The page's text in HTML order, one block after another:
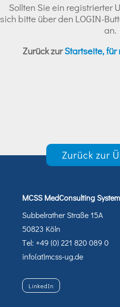
Sollten Sie ein registrierter
sich bitte über den LOGIN-
an.
Zurück zurStartseite,
Zurück zur
MCSS MedConsulting
Subbelrather Straße 15A
50823 Köln
Tel: +49 (0) 221 820 089 0
info(at)mcss-ug.de
LinkedIn